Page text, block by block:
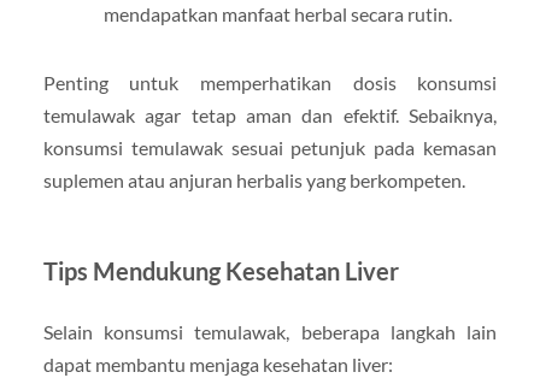
mendapatkan manfaat herbal secara rutin.
Penting untuk memperhatikan dosis konsumsi
temulawak agar tetap aman dan efektif. Sebaiknya,
konsumsi temulawak sesuai petunjuk pada kemasan
suplemen atau anjuran herbalis yang berkompeten.
Tips Mendukung Kesehatan Liver
Selain konsumsi temulawak, beberapa langkah lain
dapat membantu menjaga kesehatan liver: